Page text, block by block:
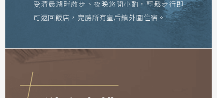
受清晨湖畔散步、夜晚悠閒小酌，輕鬆步行即
可返回飯店，完勝所有皇后鎮外圍住宿。